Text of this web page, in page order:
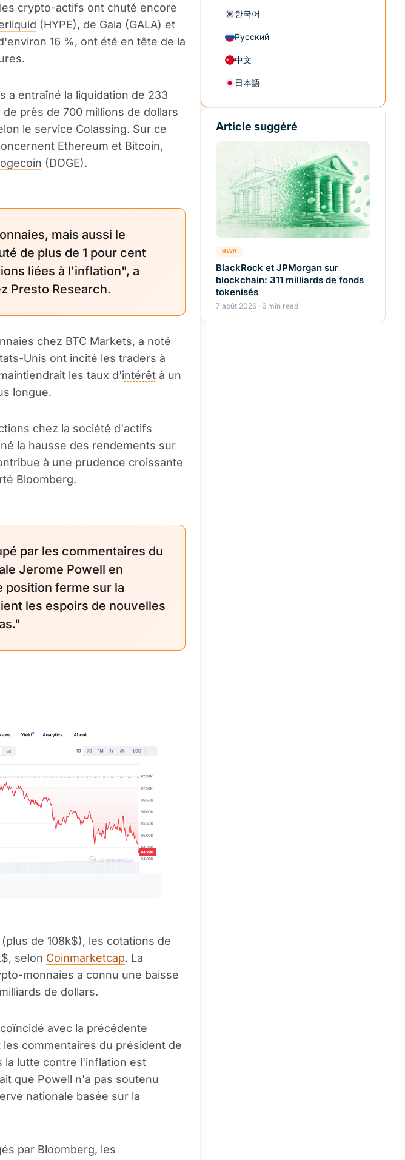
crypto-actifs ont chuté encore
(HYPE), de Gala (GALA) et
16 %, ont été en tête de la
a entraîné la liquidation de 233
près de 700 millions de dollars
le service Colassing. Sur ce
Ethereum et Bitcoin,
(DOGE).
mais aussi le
de plus de 1 pour cent
liées à l'inflation", a
Presto Research.
chez BTC Markets, a noté
Unis ont incité les traders à
les taux d'intérêt à un
longue.
chez la société d'actifs
la hausse des rendements sur
à une prudence croissante
Bloomberg.
par les commentaires du
Jerome Powell en
position ferme sur la
les espoirs de nouvelles
de 108k$), les cotations de
selon Coinmarketcap. La
monnaies a connu une baisse
de dollars.
avec la précédente
commentaires du président de
la lutte contre l'inflation est
que Powell n'a pas soutenu
nationale basée sur la
par Bloomberg, les
한국어
Русский
中文
日本語
Article suggéré
RWA
BlackRock et JPMorgan sur
blockchain: 311 milliards de fonds
tokenisés
7 août 2026 · 6 min read